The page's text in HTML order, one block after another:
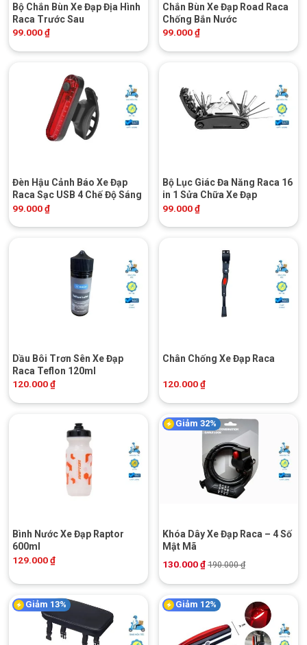
Bộ Chắn Bùn Xe Đạp Địa Hình
Raca Trước Sau
99.000₫
Chắn Bùn Xe Đạp Road Raca
Chống Bắn Nước
99.000₫
Đèn Hậu Cảnh Báo Xe Đạp
Raca Sạc USB 4 Chế Độ Sáng
99.000₫
Bộ Lục Giác Đa Năng Raca 16
in 1 Sửa Chữa Xe Đạp
99.000₫
Dầu Bôi Trơn Sên Xe Đạp
Raca Teflon 120ml
120.000₫
Chân Chống Xe Đạp Raca
120.000₫
Bình Nước Xe Đạp Raptor
600ml
129.000₫
Giảm 32%
Khóa Dây Xe Đạp Raca – 4 Số
Mật Mã
130.000₫ 190.000₫
Giảm 13% Giảm 12%